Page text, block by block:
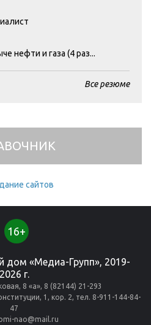
нефти и газа (4 раз...
Все резюме
16+
дом «Медиа-Групп», 2019-
2026 г.
8 «а», 8 (82144) 21-293
1, кор. 2, тел. 8-911-144-84-
47
nao@mail.ru